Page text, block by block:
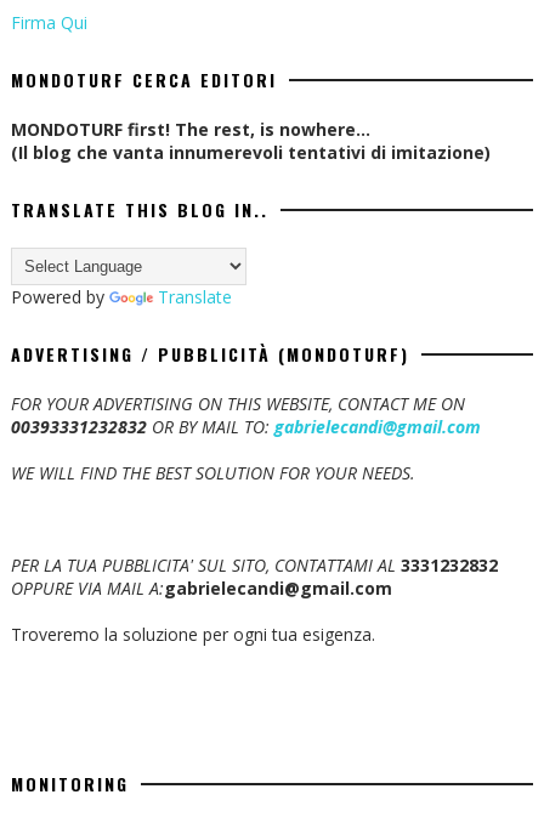
Firma Qui
MONDOTURF CERCA EDITORI
MONDOTURF first! The rest, is nowhere...
(Il blog che vanta innumerevoli tentativi di imitazione)
TRANSLATE THIS BLOG IN..
Powered by Translate
ADVERTISING / PUBBLICITÀ (MONDOTURF)
FOR YOUR ADVERTISING ON THIS WEBSITE, CONTACT ME ON
00393331232832OR BY MAIL TO:gabrielecandi@gmail.com
WE WILL FIND THE BEST SOLUTION FOR YOUR NEEDS.
PER LA TUA PUBBLICITA' SUL SITO, CONTATTAMI AL 3331232832
OPPURE VIA MAIL A:gabrielecandi@gmail.com
Troveremo la soluzione per ogni tua esigenza.
MONITORING